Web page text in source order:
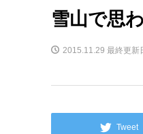
雪山で思
2015.11.29 最終更新
Tweet